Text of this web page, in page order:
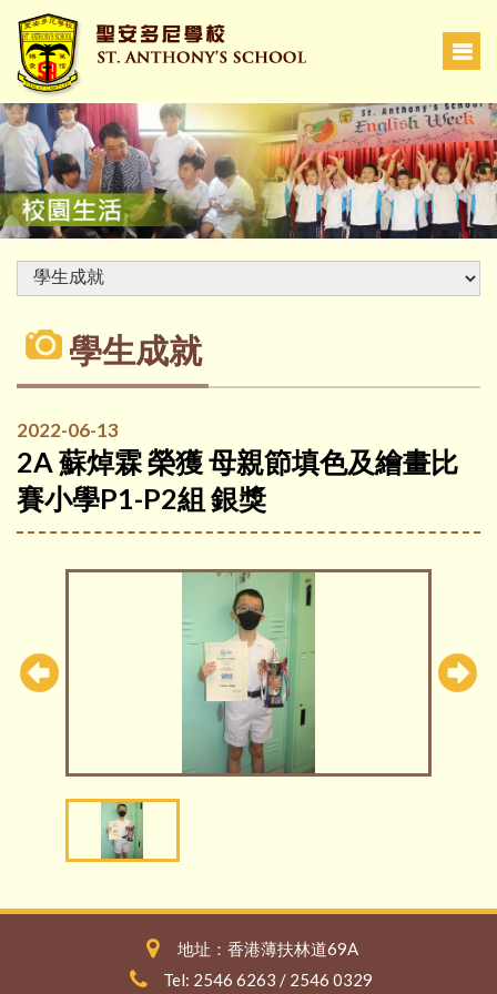
學生成就
2022-06-13
2A 蘇焯霖 榮獲 母親節填色及繪畫比
賽小學P1-P2組 銀獎
地址：香港薄扶林道69A
Tel: 2546 6263 / 2546 0329